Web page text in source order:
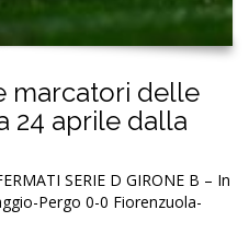
marcatori delle
24 aprile dalla
SERIE D GIRONE B – In
Pergo 0-0 Fiorenzuola-